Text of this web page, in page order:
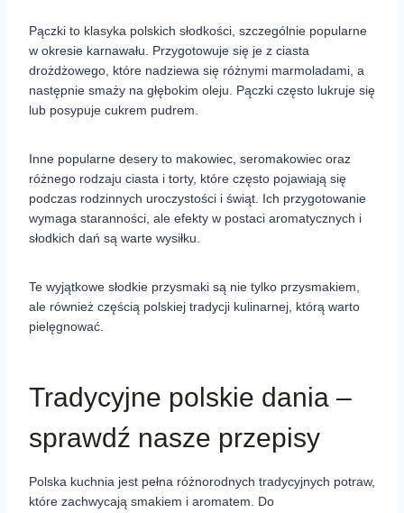
Pączki to klasyka polskich słodkości, szczególnie popularne
w okresie karnawału. Przygotowuje się je z ciasta
drożdżowego, które nadziewa się różnymi marmoladami, a
następnie smaży na głębokim oleju. Pączki często lukruje się
lub posypuje cukrem pudrem.
Inne popularne desery to makowiec, seromakowiec oraz
różnego rodzaju ciasta i torty, które często pojawiają się
podczas rodzinnych uroczystości i świąt. Ich przygotowanie
wymaga staranności, ale efekty w postaci aromatycznych i
słodkich dań są warte wysiłku.
Te wyjątkowe słodkie przysmaki są nie tylko przysmakiem,
ale również częścią polskiej tradycji kulinarnej, którą warto
pielęgnować.
Tradycyjne polskie dania –
sprawdź nasze przepisy
Polska kuchnia jest pełna różnorodnych tradycyjnych potraw,
które zachwycają smakiem i aromatem. Do